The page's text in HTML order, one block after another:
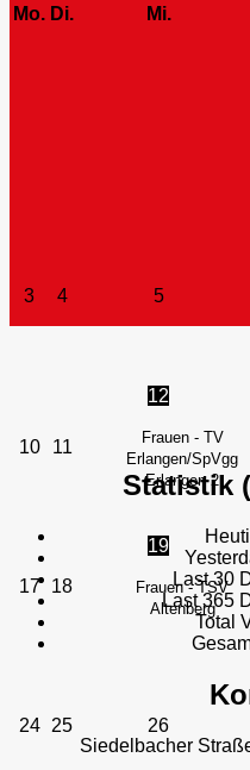
Mo. Di. Mi.
3 4 5
10 11
12
Frauen - TV
Erlangen/SpVgg
Erlangen 2
17 18
19
Frauen - TSV
Altenberg
24 25 26
Statistik
Last 30
Last 365
Total
Siedelbacher